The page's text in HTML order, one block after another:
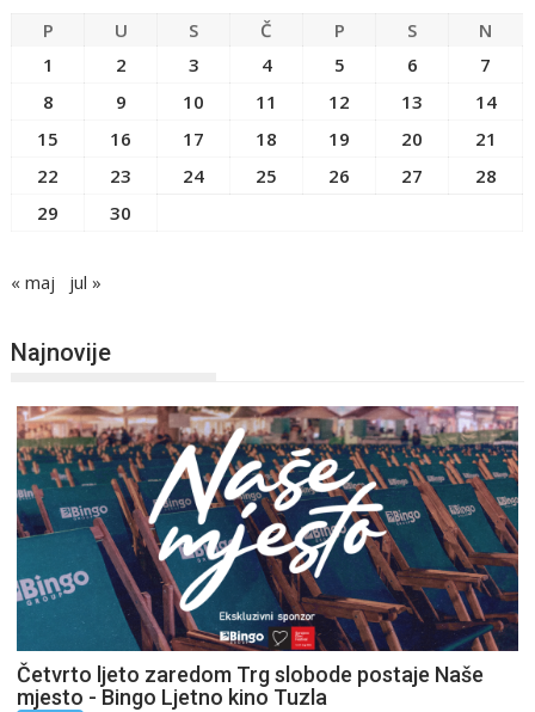
P U S Č P S
N
1
2 3 4 5 6
7
8
9 10 11 12 13
14
15
16 17 18 19 20
21
22
23 24 25 26 27
28
29
30
« maj jul »
Najnovije
Četvrto ljeto zaredom Trg slobode postaje Naše
mjesto - Bingo Ljetno kino Tuzla